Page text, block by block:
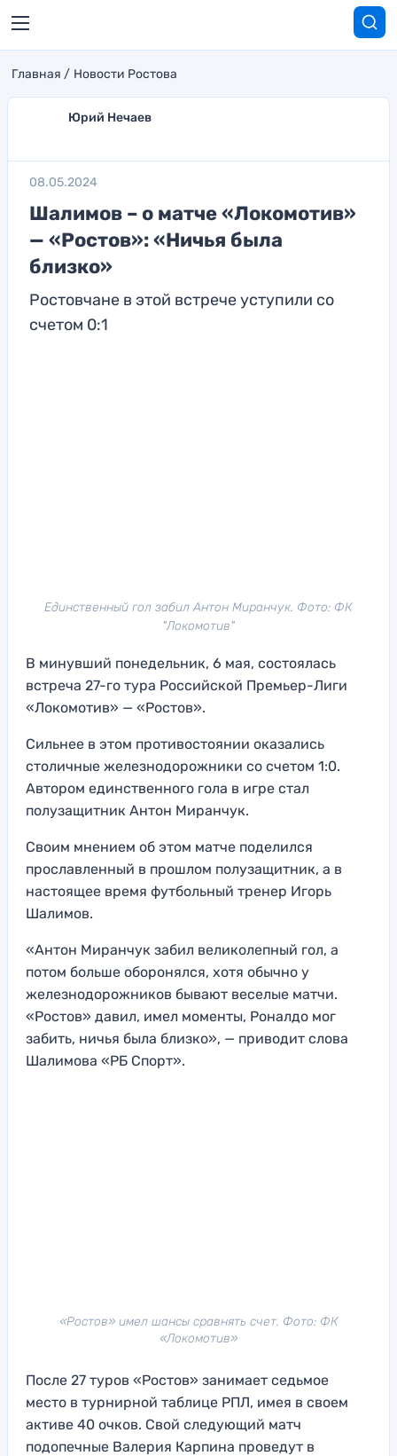
Главная Новости Ростова
Юрий Нечаев
08.05.2024
Шалимов – о матче «Локомотив»
— «Ростов»: «Ничья была
близко»
Ростовчане в этой встрече уступили со
счетом 0:1
Единственный гол забил Антон Миранчук. Фото: ФК
"Локомотив"
В минувший понедельник, 6 мая, состоялась
встреча 27-го тура Российской Премьер-Лиги
«Локомотив» — «Ростов».
Сильнее в этом противостоянии оказались
столичные железнодорожники со счетом 1:0.
Автором единственного гола в игре стал
полузащитник Антон Миранчук.
Своим мнением об этом матче поделился
прославленный в прошлом полузащитник, а в
настоящее время футбольный тренер Игорь
Шалимов.
«Антон Миранчук забил великолепный гол, а
потом больше оборонялся, хотя обычно у
железнодорожников бывают веселые матчи.
«Ростов» давил, имел моменты, Роналдо мог
забить, ничья была близко», — приводит слова
Шалимова «РБ Спорт».
«Ростов» имел шансы сравнять счет. Фото: ФК
«Локомотив»
После 27 туров «Ростов» занимает седьмое
место в турнирной таблице РПЛ, имея в своем
активе 40 очков. Свой следующий матч
подопечные Валерия Карпина проведут в